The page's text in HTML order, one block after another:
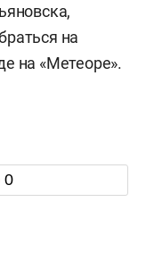
на
на «Метеоре».
0